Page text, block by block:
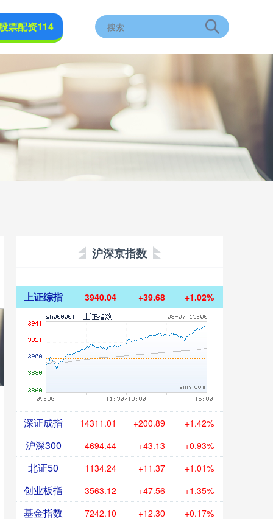
票配资114
沪深京指数
上证综指 3940.04 +39.68 +1.02%
深证成指 14311.01 +200.89 +1.42%
沪深300 4694.44 +43.13 +0.93%
北证50 1134.24 +11.37 +1.01%
创业板指 3563.12 +47.56 +1.35%
基金指数 7242.10 +12.30 +0.17%